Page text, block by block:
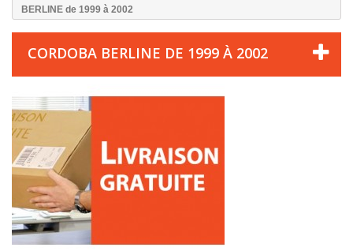
BERLINE de 1999 à 2002
CORDOBA BERLINE DE 1999 À 2002